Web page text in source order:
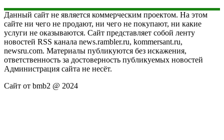
Данный сайт не является коммерческим проектом. На этом
сайте ни чего не продают, ни чего не покупают, ни какие
услуги не оказываются. Сайт представляет собой ленту
новостей RSS канала news.rambler.ru, kommersant.ru,
newsru.com. Материалы публикуются без искажения,
ответственность за достоверность публикуемых новостей
Администрация сайта не несёт.
Сайт от bmb2 @ 2024